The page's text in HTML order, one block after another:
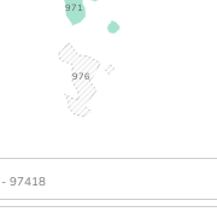
971
976
- 97418